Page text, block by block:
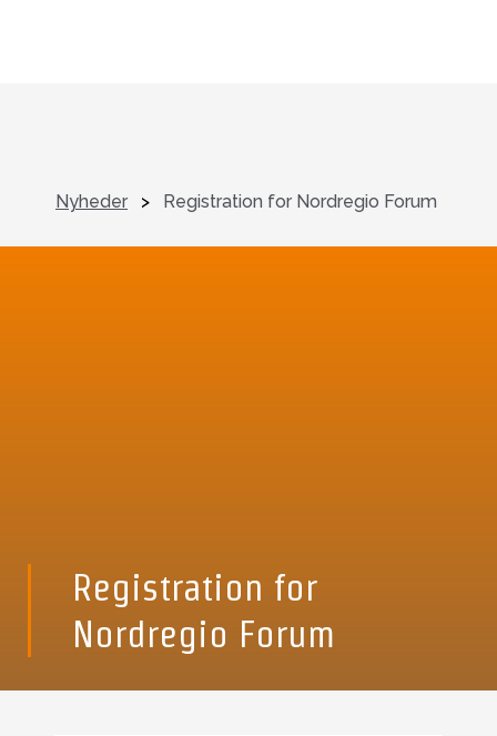
Nyheder > Registration for Nordregio Forum
Registration for
Nordregio Forum